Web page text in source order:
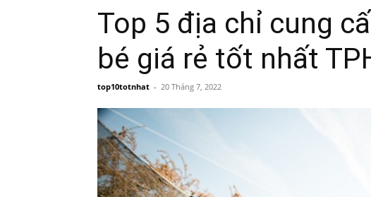
Top 5 địa chỉ cung
bé giá rẻ tốt nhất
top10totnhat - 20 Tháng 7, 2022